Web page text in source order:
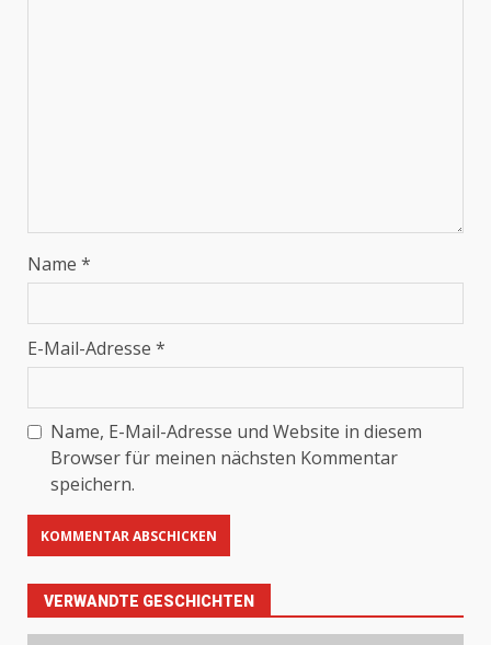
Name *
E-Mail-Adresse *
Name, E-Mail-Adresse und Website in diesem
Browser für meinen nächsten Kommentar
speichern.
VERWANDTE GESCHICHTEN